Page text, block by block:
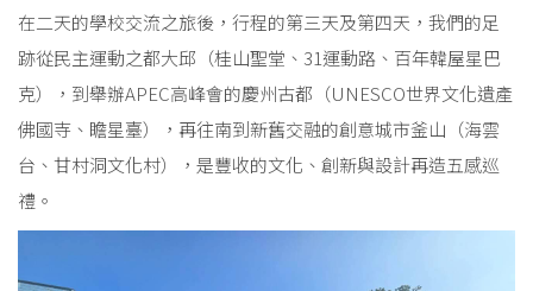
在二天的學校交流之旅後，行程的第三天及第四天，我們的足
跡從民主運動之都大邱（桂山聖堂、31運動路、百年韓屋星巴
克），到舉辦APEC高峰會的慶州古都（UNESCO世界文化遺產
佛國寺、瞻星臺），再往南到新舊交融的創意城市釜山（海雲
台、甘村洞文化村），是豐收的文化、創新與設計再造五感巡
禮。